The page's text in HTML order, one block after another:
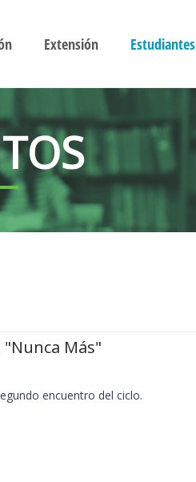
Extensión Estudiantes
Más"
encuentro del ciclo.